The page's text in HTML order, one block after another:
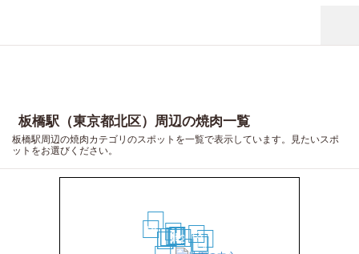
板橋駅（東京都北区）周辺の焼肉一覧
板橋駅周辺の焼肉カテゴリのスポットを一覧で表示しています。見たいスポ
ットをお選びください。
12
3
4
5
6
7
8
9
10
11
12 13
14
15
17
18
19